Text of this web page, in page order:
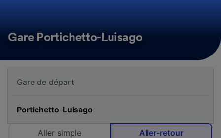
Gare Portichetto-Luisago
Aller simple Aller-retour